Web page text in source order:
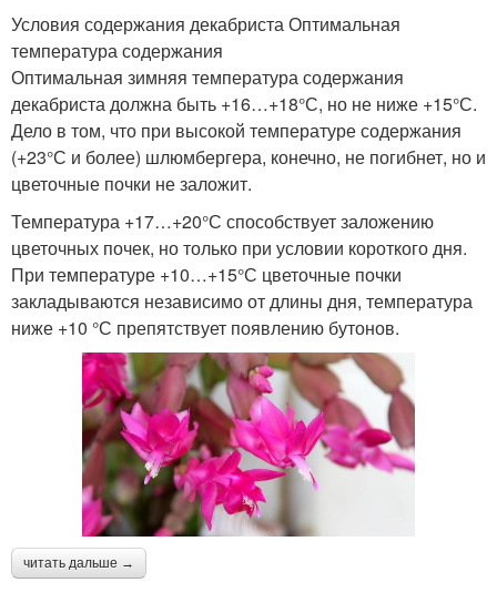
Условия содержания декабриста Оптимальная
температура содержания
Оптимальная зимняя температура содержания
декабриста должна быть +16…+18°С, но не ниже +15°С.
Дело в том, что при высокой температуре содержания
(+23°С и более) шлюмбергера, конечно, не погибнет, но и
цветочные почки не заложит.
Температура +17…+20°С способствует заложению
цветочных почек, но только при условии короткого дня.
При температуре +10…+15°С цветочные почки
закладываются независимо от длины дня, температура
ниже +10 °С препятствует появлению бутонов.
читать дальше →